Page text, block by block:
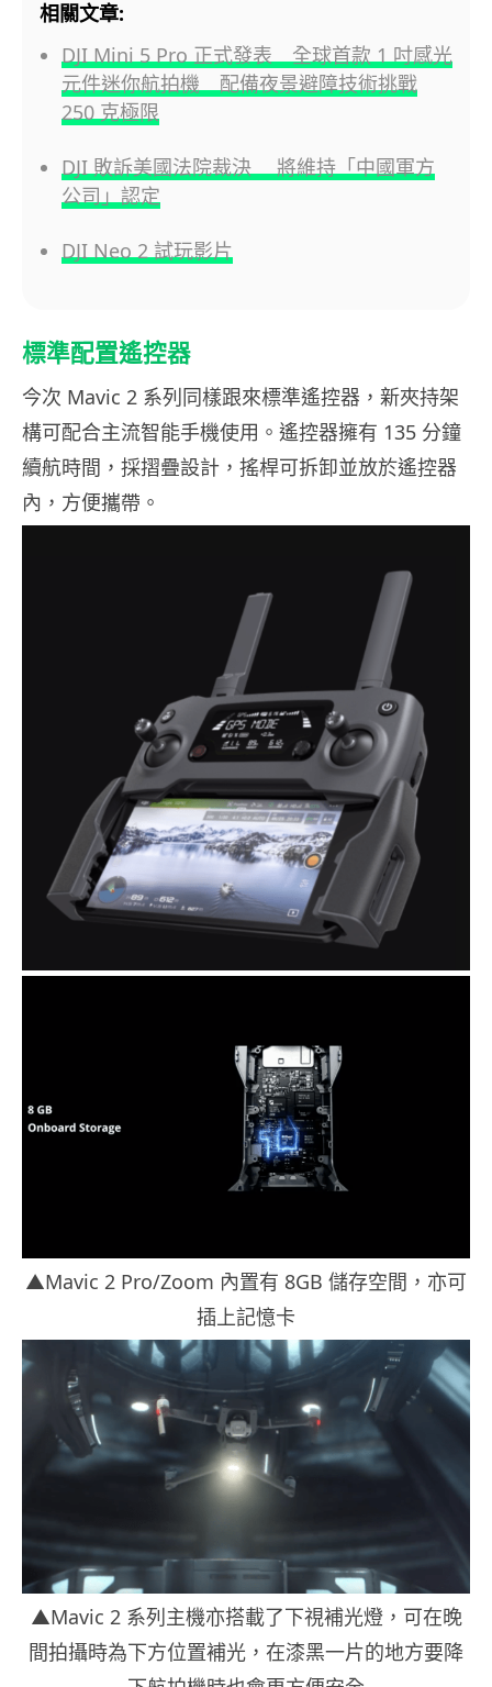
相關文章:
DJI Mini 5 Pro 正式發表 全球首款 1 吋感光
元件迷你航拍機 配備夜景避障技術挑戰
250 克極限
DJI 敗訴美國法院裁決 將維持「中國軍方
公司」認定
DJI Neo 2 試玩影片
標準配置遙控器
今次 Mavic 2 系列同樣跟來標準遙控器，新夾持架
構可配合主流智能手機使用。遙控器擁有 135 分鐘
續航時間，採摺疊設計，搖桿可拆卸並放於遙控器
內，方便攜帶。
▲Mavic 2 Pro/Zoom 內置有 8GB 儲存空間，亦可
插上記憶卡
▲Mavic 2 系列主機亦搭載了下視補光燈，可在晚
間拍攝時為下方位置補光，在漆黑一片的地方要降